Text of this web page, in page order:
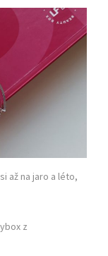
až na jaro a léto,
z